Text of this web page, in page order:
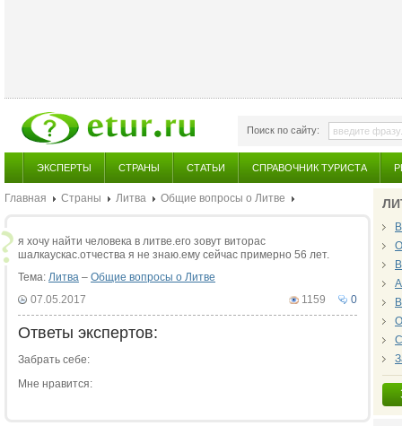
Поиск по сайту:
ЭКСПЕРТЫ СТРАНЫ СТАТЬИ СПРАВОЧНИК ТУРИСТА
Главная Страны Литва Общие вопросы о Литве
я хочу найти человека в литве.его зовут виторас
шалкаускас.отчества я не знаю.ему сейчас примерно 56 лет.
Тема: Литва – Общие вопросы о Литве
0
1159
07.05.2017
Ответы экспертов:
Забрать себе:
Мне нравится: